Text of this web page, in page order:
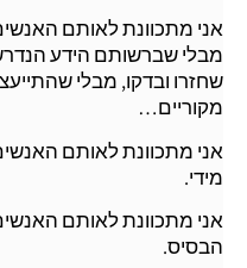
אני מתכוונת לאותם
מבלי שברשותם הידע
שחזרו ובדקו, מבלי
מקוריים…
אני מתכוונת לאותם
מידי.
אני מתכוונת לאותם
הבסיס.